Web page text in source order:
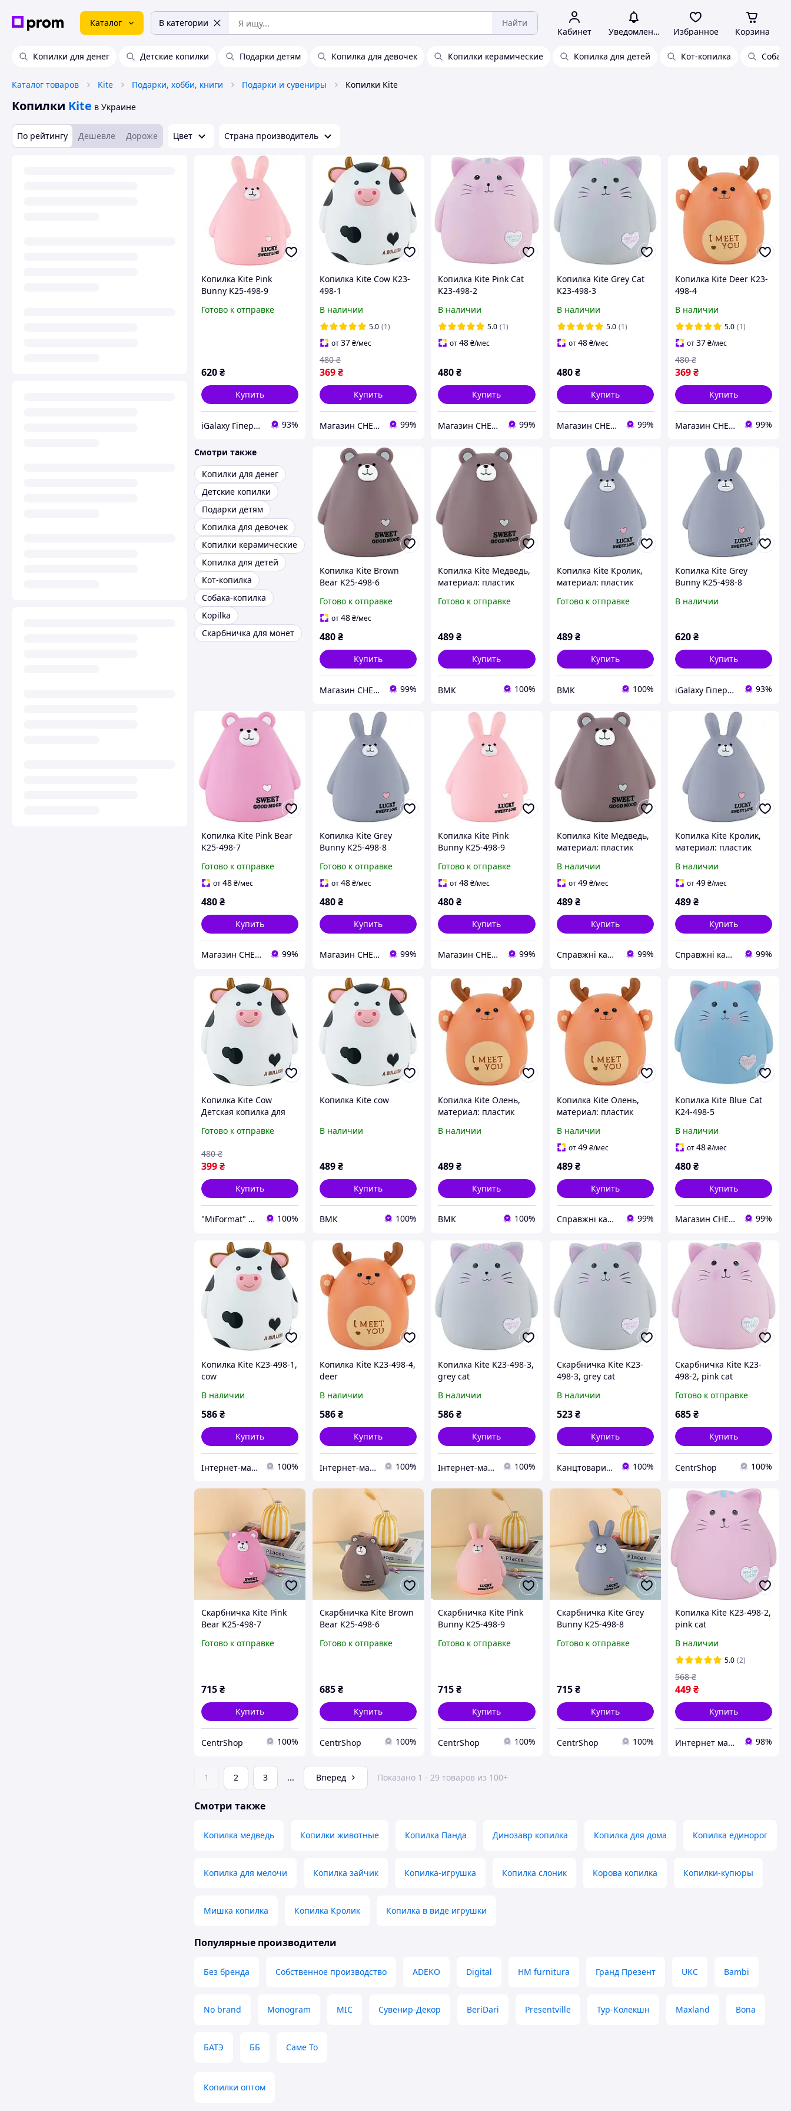
Каталог В категории Найти
Кабинет Уведомления Избранное Корзина
Копилки для денег Детские копилки Подарки детям Копилка для девочек Копилки керамические Копилка для детей Кот-копилка
Каталог товаров Kite Подарки, хобби, книги Подарки и сувениры Копилки Kite
Копилки Kite в Украине
По рейтингу Дешевле Дороже Цвет Страна производитель
Копилка Kite Pink
Bunny K25-498-9
Готово к отправке
620₴
Купить
iGalaxy Гіпермаркет подарунків 93%
Копилка Kite Cow K23-
498-1
В наличии
5.0 (1)
от37₴/мес
369₴
480 ₴
Купить
Магазин CHEST 99%
Копилка Kite Pink Cat
K23-498-2
В наличии
5.0 (1)
от48₴/мес
480₴
Купить
Магазин CHEST 99%
Копилка Kite Grey Cat
K23-498-3
В наличии
5.0 (1)
от48 ₴/мес
480 ₴
Купить
Магазин CHEST 99%
Копилка Kite Deer K23-
498-4
В наличии
5.0 (1)
от37₴/мес
369₴
480 ₴
Купить
Магазин CHEST 99%
Смотри также
Копилки для денег
Детские копилки
Подарки детям
Копилка для девочек
Копилки керамические
Копилка для детей
Кот-копилка
Собака-копилка
Kopilka
Скарбничка для монет
Копилка Kite Brown
Bear K25-498-6
Готово к отправке
от48₴/мес
480₴
Купить
Магазин CHEST 99%
Копилка Kite Медведь,
материал: пластик
Готово к отправке
489₴
Купить
ВМК 100%
Копилка Kite Кролик,
материал: пластик
Готово к отправке
489 ₴
Купить
ВМК 100%
Копилка Kite Grey
Bunny K25-498-8
В наличии
620₴
Купить
iGalaxy Гіпермаркет подарунків 93%
Копилка Kite Pink Bear
K25-498-7
Готово к отправке
от48₴/мес
480₴
Купить
Магазин CHEST 99%
Копилка Kite Grey
Bunny K25-498-8
Готово к отправке
от48₴/мес
480₴
Купить
Магазин CHEST 99%
Копилка Kite Pink
Bunny K25-498-9
Готово к отправке
от48₴/мес
480₴
Купить
Магазин CHEST 99%
Копилка Kite Медведь,
материал: пластик
В наличии
от49 ₴/мес
489 ₴
Купить
Справжні канцтовари 99%
Копилка Kite Кролик,
материал: пластик
В наличии
от49₴/мес
489₴
Купить
Справжні канцтовари 99%
Копилка Kite Сow
Детская копилка для
денег
Готово к отправке
399₴
480 ₴
Купить
"MiFormat" – канцелярия для офиса и школы, упаковочные материалы! 100%
Копилка Kite cow
В наличии
489₴
Купить
ВМК 100%
Копилка Kite Олень,
материал: пластик
В наличии
489₴
Купить
ВМК 100%
Копилка Kite Олень,
материал: пластик
В наличии
от49 ₴/мес
489 ₴
Купить
Справжні канцтовари 99%
Копилка Kite Blue Cat
K24-498-5
В наличии
от48₴/мес
480₴
Купить
Магазин CHEST 99%
Копилка Kite K23-498-1,
cow
В наличии
586₴
Купить
Інтернет-магазин "КРОКУС+" 100%
Копилка Kite K23-498-4,
deer
В наличии
586₴
Купить
Інтернет-магазин "КРОКУС+" 100%
Копилка Kite K23-498-3,
grey cat
В наличии
586₴
Купить
Інтернет-магазин "КРОКУС+" 100%
Скарбничка Kite K23-
498-3, grey cat
В наличии
523 ₴
Купить
Канцтовари ФОП Алiбаба 100%
Скарбничка Kite K23-
498-2, pink cat
Готово к отправке
685₴
Купить
CentrShop 100%
Скарбничка Kite Pink
Bear K25-498-7
Готово к отправке
715₴
Купить
CentrShop 100%
Скарбничка Kite Brown
Bear K25-498-6
Готово к отправке
685₴
Купить
CentrShop 100%
Скарбничка Kite Pink
Bunny K25-498-9
Готово к отправке
715₴
Купить
CentrShop 100%
Скарбничка Kite Grey
Bunny K25-498-8
Готово к отправке
715 ₴
Купить
CentrShop 100%
Копилка Kite K23-498-2,
pink cat
В наличии
5.0 (2)
449₴
568 ₴
Купить
Интернет магазин Dolli 98%
1 2 3 ... Вперед Показано 1 - 29 товаров из 100+
Смотри также
Копилка медведь Копилки животные Копилка Панда Динозавр копилка Копилка для дома Копилка единорог
Копилка для мелочи Копилка зайчик Копилка-игрушка Копилка слоник Корова копилка Копилки-купюры
Мишка копилка Копилка Кролик Копилка в виде игрушки
Популярные производители
Без бренда Собственное производство ADEKO Digital HM furnitura Гранд Презент UKC Bambi
No brand Monogram MIC Сувенир-Декор BeriDari Presentville Тур-Колекшн Maxland Bona
БАТЭ ББ Саме То
Копилки оптом